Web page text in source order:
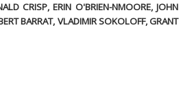
CRISP, ERIN O'BRIEN-NMOORE, JOHN
BARRAT, VLADIMIR SOKOLOFF, GRANT